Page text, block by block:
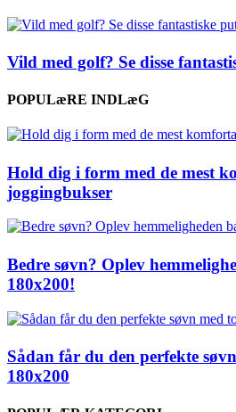
Vild med golf? Se disse
POPULæRE INDLæG
Hold dig i form med de mest
joggingbukser
Bedre søvn? Oplev
180x200!
Sådan får du den perfekte
180x200